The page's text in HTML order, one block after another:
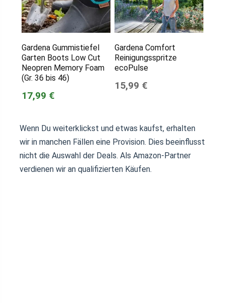
Gardena Gummistiefel
Garten Boots Low Cut
Neopren Memory Foam
(Gr. 36 bis 46)
17,99 €
Gardena Comfort
Reinigungsspritze
ecoPulse
15,99 €
Wenn Du weiterklickst und etwas kaufst, erhalten
wir in manchen Fällen eine Provision. Dies beeinflusst
nicht die Auswahl der Deals. Als Amazon-Partner
verdienen wir an qualifizierten Käufen.